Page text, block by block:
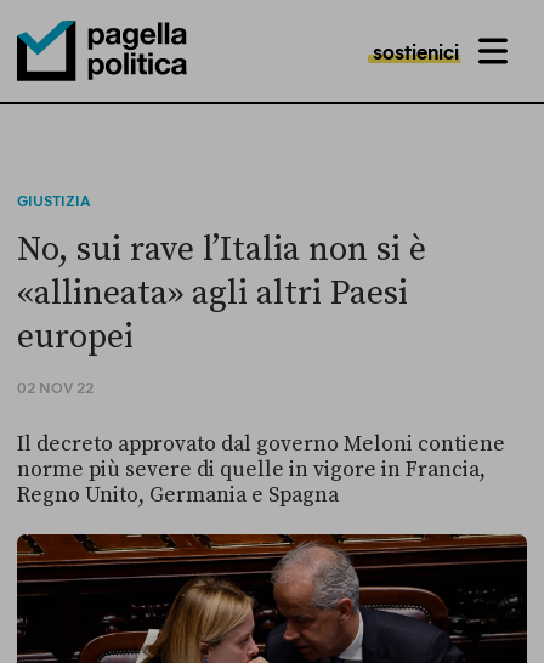
Pagella Politica Logo
sostienici MENU
GIUSTIZIA
No, sui rave l’Italia non si è
«allineata» agli altri Paesi
europei
02 NOV 22
Il decreto approvato dal governo Meloni contiene
norme più severe di quelle in vigore in Francia,
Regno Unito, Germania e Spagna